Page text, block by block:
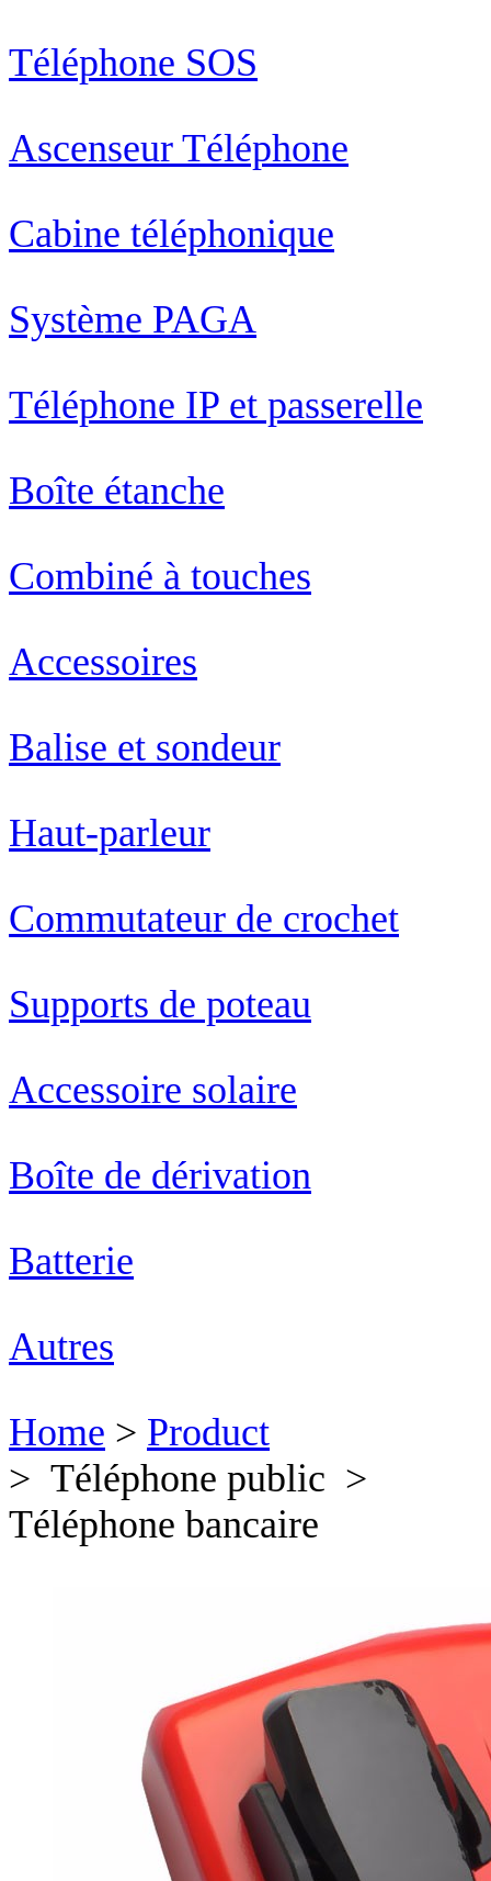
Téléphone SOS
Ascenseur Téléphone
Cabine téléphonique
Système PAGA
Téléphone IP et passerelle
Boîte étanche
Combiné à touches
Accessoires
Balise et sondeur
Haut-parleur
Commutateur de crochet
Supports de poteau
Accessoire solaire
Boîte de dérivation
Batterie
Autres
Home > Product
> Téléphone public >
Téléphone bancaire